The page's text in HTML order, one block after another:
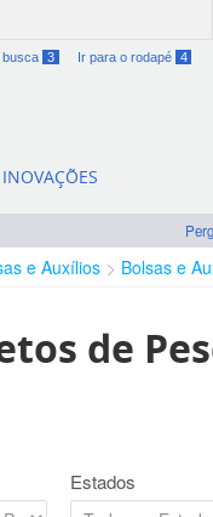
busca 3 Ir para o rodapé 4
e Auxílios Bolsas e
de
Estados